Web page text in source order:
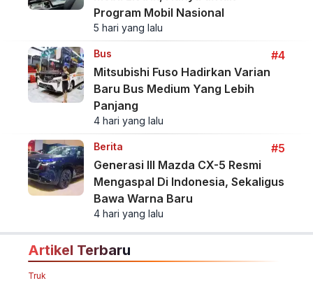
Program Mobil Nasional
5 hari yang lalu
Bus
#4
Mitsubishi Fuso Hadirkan Varian
Baru Bus Medium Yang Lebih
Panjang
4 hari yang lalu
Berita
#5
Generasi III Mazda CX-5 Resmi
Mengaspal Di Indonesia, Sekaligus
Bawa Warna Baru
4 hari yang lalu
Artikel Terbaru
Truk